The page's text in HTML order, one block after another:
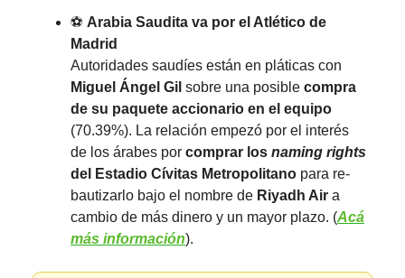
⚽️ Arabia Saudita va por el Atlético de
Madrid
Autoridades saudíes están en pláticas con
Miguel Ángel Gil sobre una posible compra
de su paquete accionario en el equipo
(70.39%). La relación empezó por el interés
de los árabes por comprar los naming rights
del Estadio Cívitas Metropolitano para re-
bautizarlo bajo el nombre de Riyadh Air a
cambio de más dinero y un mayor plazo. (Acá
más información).